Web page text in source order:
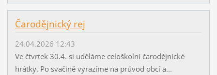
Čarodějnický rej
24.04.2026 12:43
Ve čtvrtek 30.4. si uděláme celoškolní čarodějnické
hrátky. Po svačině vyrazíme na průvod obcí a...